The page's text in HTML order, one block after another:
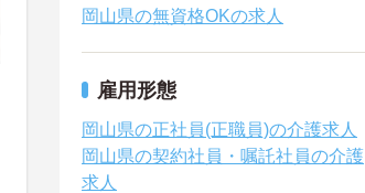
岡山県の無資格OKの求人
雇用形態
岡山県の正社員(正職員)の介護求人
岡山県の契約社員・嘱託社員の介護
求人